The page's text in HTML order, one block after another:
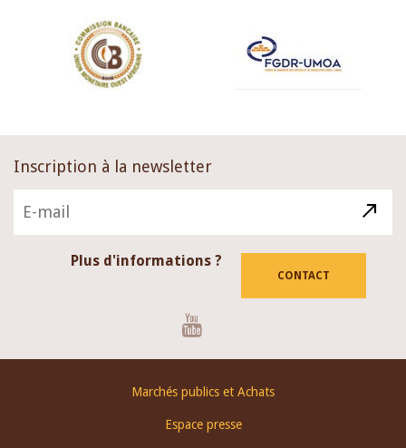
Inscription à la newsletter
Plus d'informations ?
CONTACT
Marchés publics et Achats
Espace presse